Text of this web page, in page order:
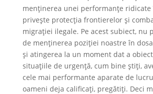
menținerea unei performanțe ridicate
privește protecția frontierelor și
migrației ilegale. Pe acest subiect, nu
de menținerea poziției noastre în
și atingerea la un moment dat a
situațiile de urgență, cum bine știți,
cele mai performante aparate de
oameni deja calificați, pregătiți. Deci